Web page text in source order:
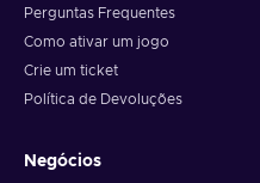
Perguntas Frequentes
Como ativar um jogo
Crie um ticket
Política de Devoluções
Negócios